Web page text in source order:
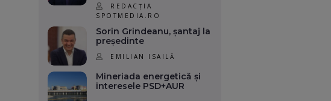
REDACȚIA
SPOTMEDIA.RO
Sorin Grindeanu, șantaj la
președinte
EMILIAN ISAILĂ
Mineriada energetică și
interesele PSD+AUR